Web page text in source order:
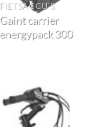
FIETSACCU'S
Gaint carrier
energypack 300